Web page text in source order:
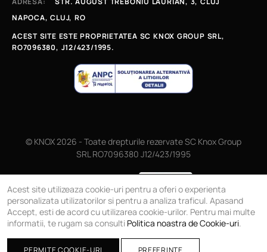
NAPOCA, CLUJ, RO
ACEST SITE ESTE PROPRIETATEA SC KNOX GROUP SRL,
RO7096380, J12/423/1995.
© KNOX 2026 - Toate drepturile rezervate SC Knox Group
SRL RO7096380 J12/423/1995
Acest site utilizeaza cookie-uri pentru a oferi o experienta
personalizata utilizatorilor si pentru a analiza traficul. Apasand
Accept, esti de acord cu utilizarea cookie-urilor. Pentru mai multe
informatii, te rugam sa consulti Politica noastra de Cookie-uri.
PERMITE COOKIE-URI PREFERINTE